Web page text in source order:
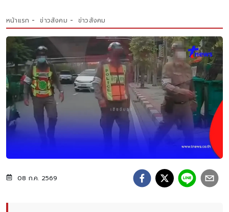
หน้าแรก ข่าวสังคม ข่าวสังคม
08 ก.ค. 2569